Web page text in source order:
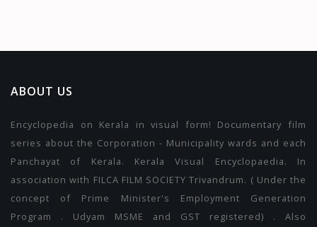
ABOUT US
Encyclopedia on Kerala in visual form! Documentary film
series about the Corporation - Municipality wards and each
Panchayat of Kerala. Kerala Visual Encyclopaedia. In
association with FILCA FILM SOCIETY Trivandrum. ( Under the
concept of Prime Minister's Employment Generation
Program . Udyam MSME and GST registered) . Also